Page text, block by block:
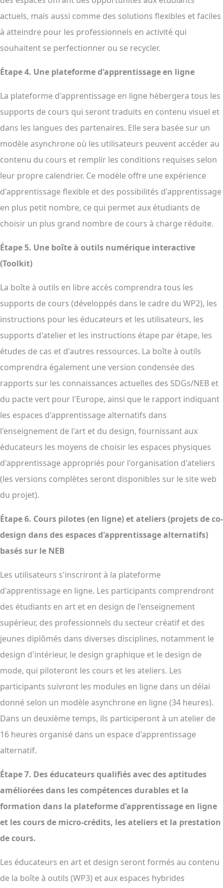
actuels, mais aussi comme des solutions flexibles et faciles
à atteindre pour les professionnels en activité qui
souhaitent se perfectionner ou se recycler.
Étape 4. Une plateforme d'apprentissage en ligne
La plateforme d'apprentissage en ligne hébergera tous les
supports de cours qui seront traduits en contenu visuel et
dans les langues des partenaires. Elle sera basée sur un
modèle asynchrone où les utilisateurs peuvent accéder au
contenu du cours et remplir les conditions requises selon
leur propre calendrier. Ce modèle offre une expérience
d'apprentissage flexible et des possibilités d'apprentissage
en plus petit nombre, ce qui permet aux étudiants de
choisir un plus grand nombre de cours à charge réduite.
Étape 5. Une boîte à outils numérique interactive
(Toolkit)
La boîte à outils en libre accès comprendra tous les
supports de cours (développés dans le cadre du WP2), les
instructions pour les éducateurs et les utilisateurs, les
supports d'atelier et les instructions étape par étape, les
études de cas et d'autres ressources. La boîte à outils
comprendra également une version condensée des
rapports sur les connaissances actuelles des SDGs/NEB et
du pacte vert pour l'Europe, ainsi que le rapport indiquant
les espaces d'apprentissage alternatifs dans
l'enseignement de l'art et du design, fournissant aux
éducateurs les moyens de choisir les espaces physiques
d'apprentissage appropriés pour l'organisation d'ateliers
(les versions complètes seront disponibles sur le site web
du projet).
Étape 6. Cours pilotes (en ligne) et ateliers (projets de co-
design dans des espaces d'apprentissage alternatifs)
basés sur le NEB
Les utilisateurs s'inscriront à la plateforme
d'apprentissage en ligne. Les participants comprendront
des étudiants en art et en design de l'enseignement
supérieur, des professionnels du secteur créatif et des
jeunes diplômés dans diverses disciplines, notamment le
design d'intérieur, le design graphique et le design de
mode, qui piloteront les cours et les ateliers. Les
participants suivront les modules en ligne dans un délai
donné selon un modèle asynchrone en ligne (34 heures).
Dans un deuxième temps, ils participeront à un atelier de
16 heures organisé dans un espace d'apprentissage
alternatif.
Étape 7. Des éducateurs qualifiés avec des aptitudes
améliorées dans les compétences durables et la
formation dans la plateforme d'apprentissage en ligne
et les cours de micro-crédits, les ateliers et la prestation
de cours.
Les éducateurs en art et design seront formés au contenu
de la boîte à outils (WP3) et aux espaces hybrides